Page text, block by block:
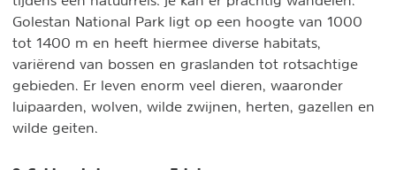
Golestan National Park ligt op een hoogte van 1000
tot 1400 m en heeft hiermee diverse habitats,
variërend van bossen en graslanden tot rotsachtige
gebieden. Er leven enorm veel dieren, waaronder
luipaarden, wolven, wilde zwijnen, herten, gazellen en
wilde geiten.